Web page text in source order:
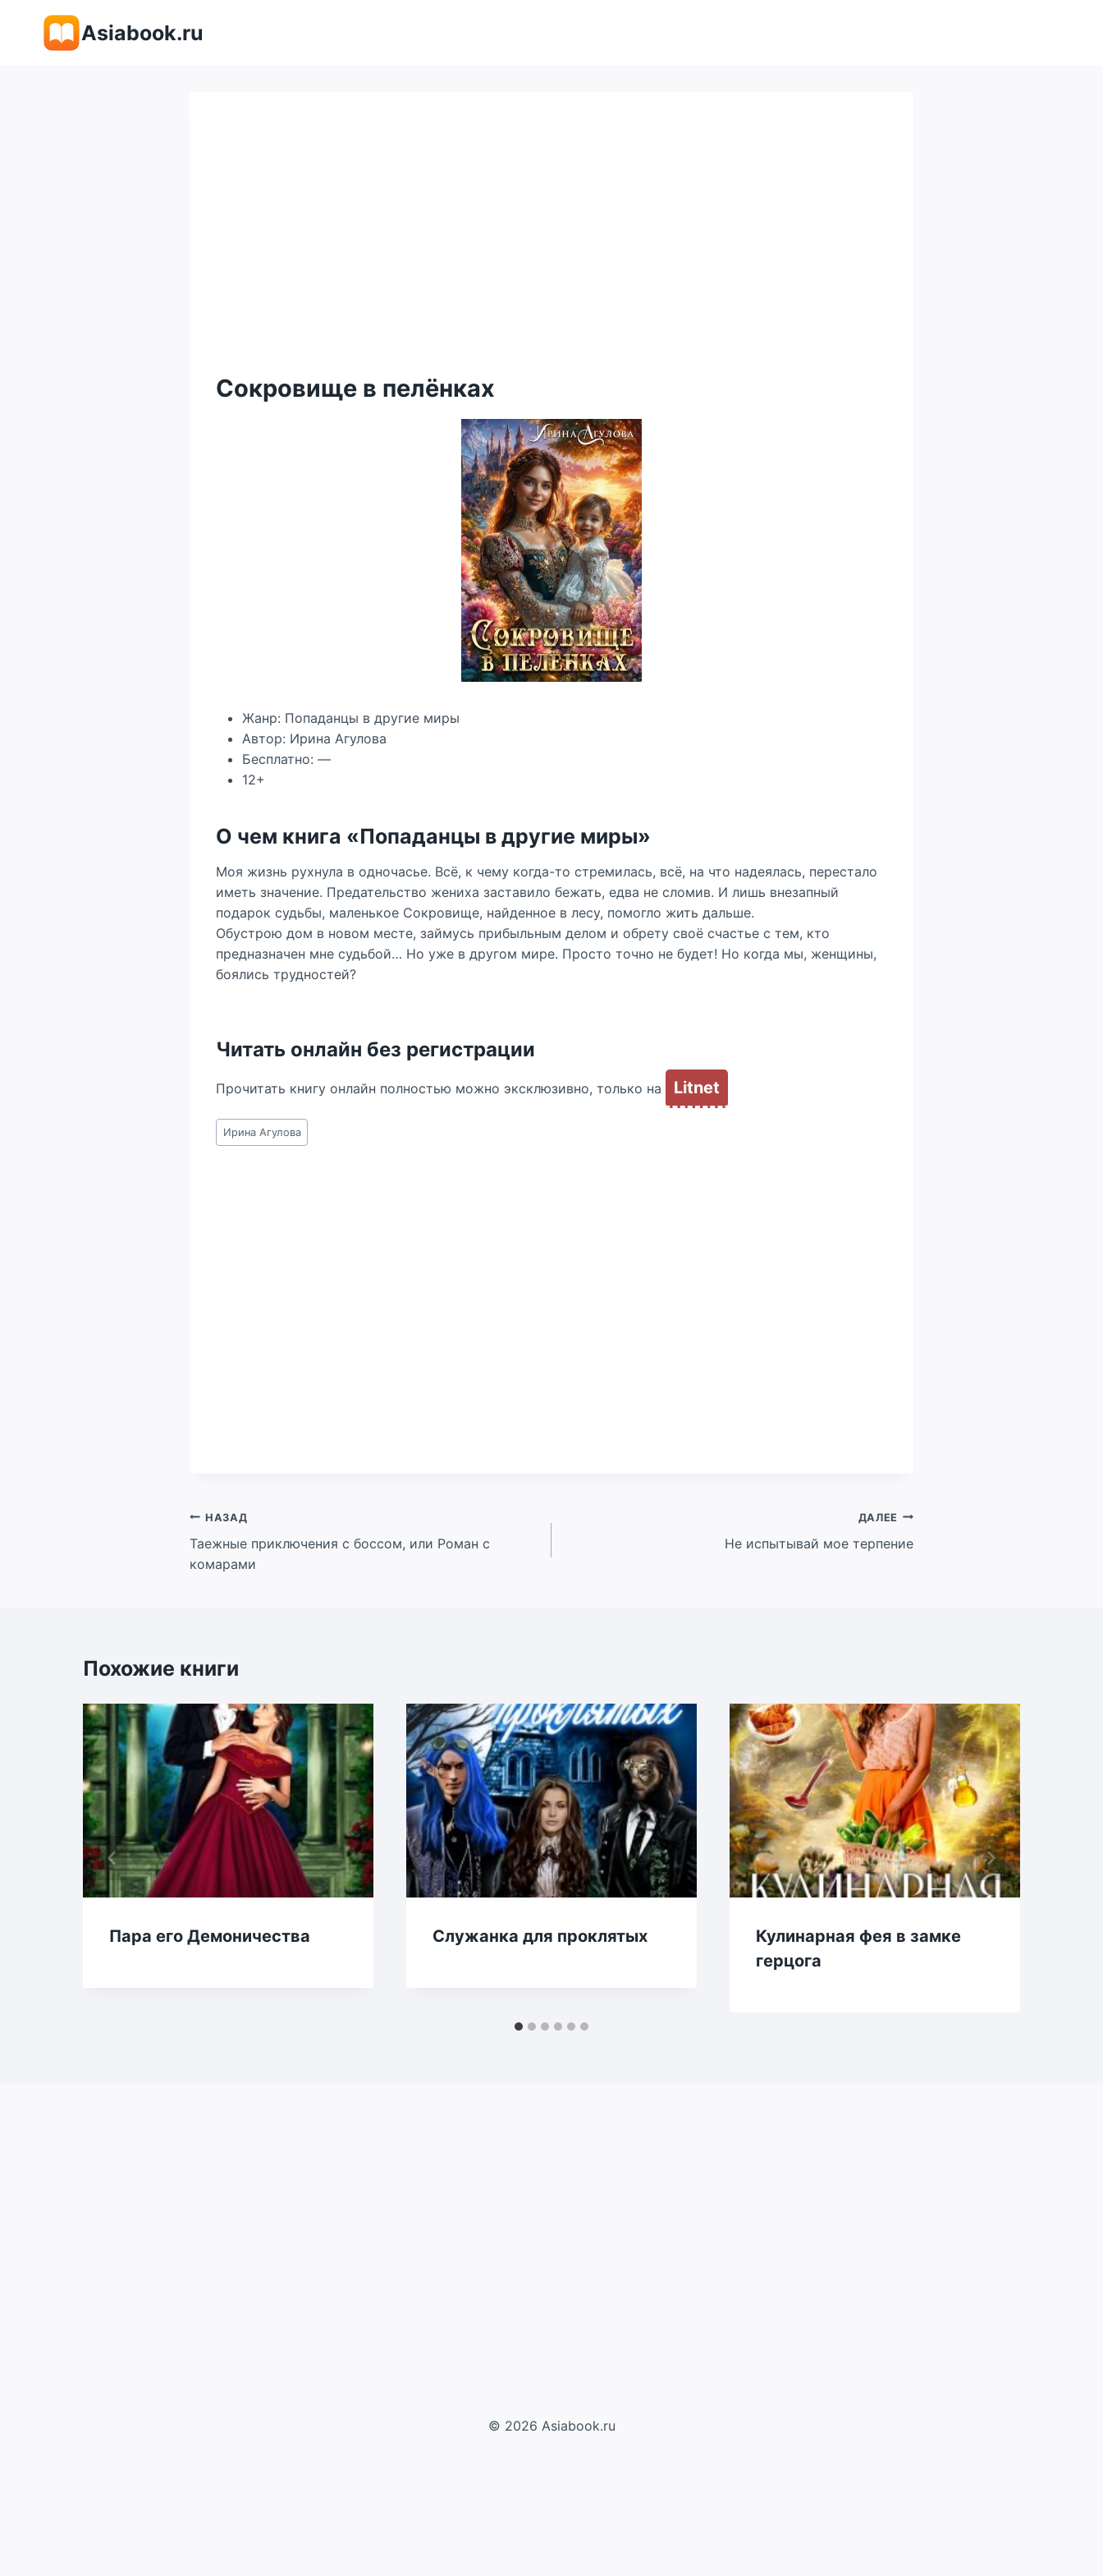
содержимому
Asiabook.ru
Сокровище в пелёнках
Жанр: Попаданцы в другие миры
Автор: Ирина Агулова
Бесплатно: —
12+
О чем книга «Попаданцы в другие миры»
Моя жизнь рухнула в одночасье. Всё, к чему когда-то стремилась, всё, на что надеялась, перестало
иметь значение. Предательство жениха заставило бежать, едва не сломив. И лишь внезапный
подарок судьбы, маленькое Сокровище, найденное в лесу, помогло жить дальше.
Обустрою дом в новом месте, займусь прибыльным делом и обрету своё счастье с тем, кто
предназначен мне судьбой… Но уже в другом мире. Просто точно не будет! Но когда мы, женщины,
боялись трудностей?
Читать онлайн без регистрации
Прочитать книгу онлайн полностью можно эксклюзивно, только на Litnet
Метки
записи:
Ирина Агулова
Навигация
по
НАЗАД
Таежные приключения с боссом, или Роман с
комарами
ДАЛЕЕ
Не испытывай мое терпение
Похожие книги
Пара его Демоничества Служанка для проклятых
Кулинарная фея в замке
герцога
© 2026 Asiabook.ru